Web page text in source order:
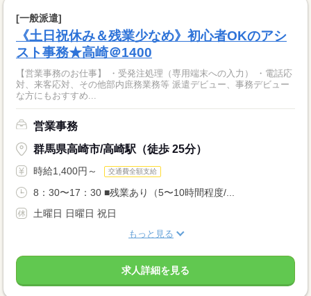
[一般派遣]
《土日祝休み＆残業少なめ》初心者OKのアシ
スト事務★高崎＠1400
【営業事務のお仕事】 ・受発注処理（専用端末への入力） ・電話応
対、来客応対、その他部内庶務業務等 派遣デビュー、事務デビュー
な方にもおすすめ...
営業事務
群馬県高崎市/高崎駅（徒歩 25分）
時給1,400円～ 交通費全額支給
8：30〜17：30 ■残業あり（5〜10時間程度/...
土曜日 日曜日 祝日
もっと見る
求人詳細を見る